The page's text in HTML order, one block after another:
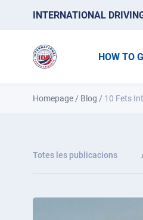
INTERNATIONAL
HOW TO
Homepage / Blog / 10 Fets
Totes les publicacions